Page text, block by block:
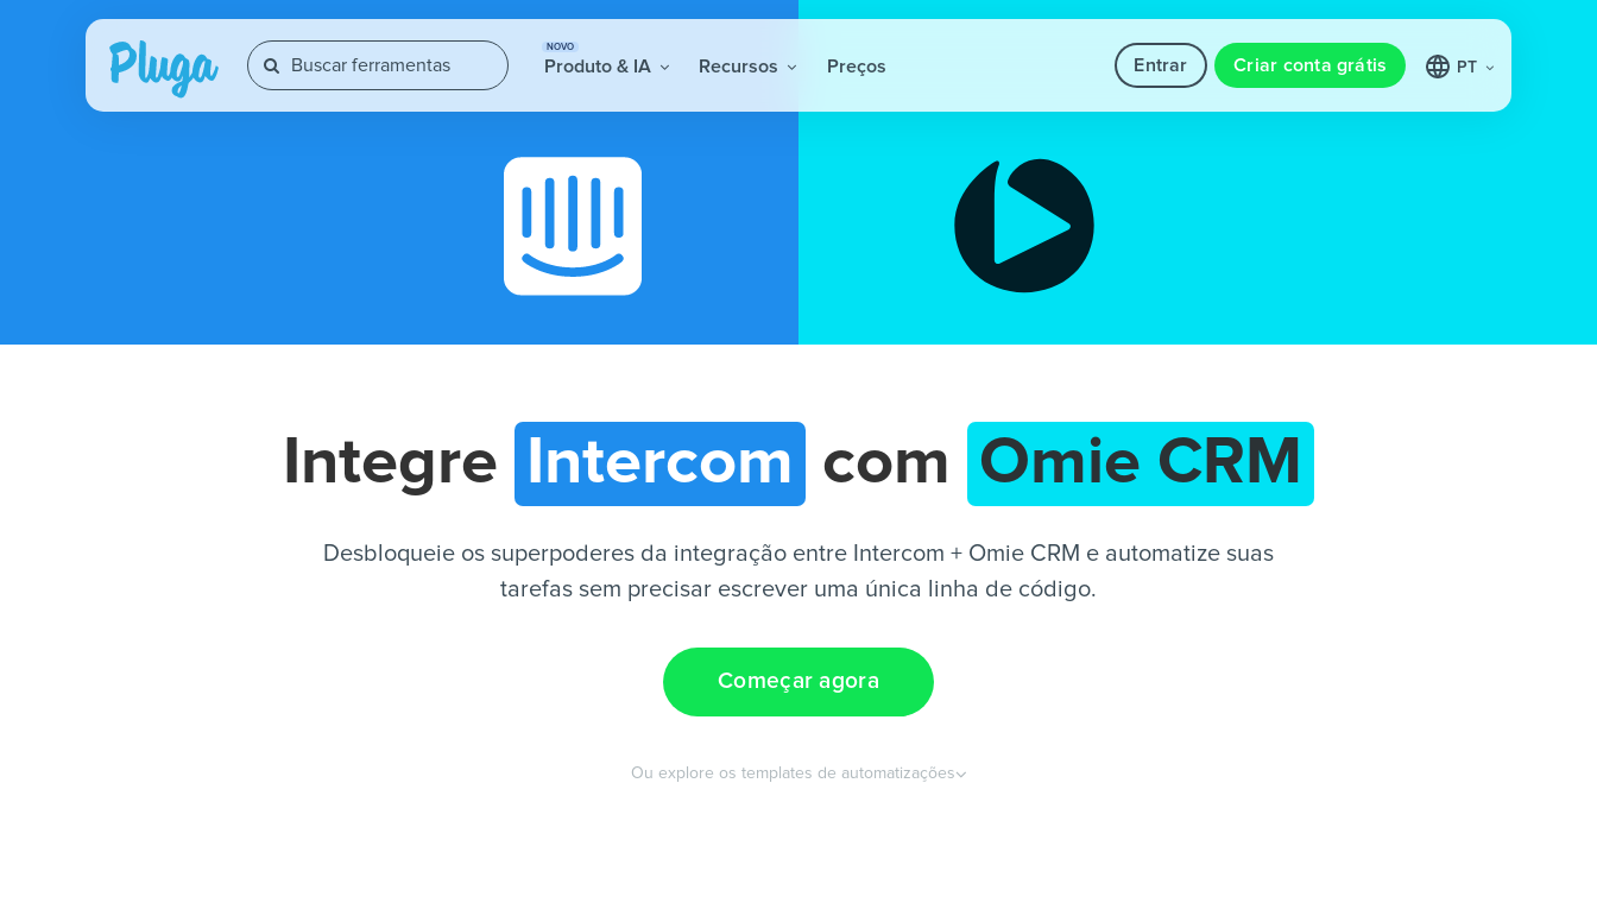
NOVO
Produto & IA Recursos Preços Entrar Criar conta grátis PT
Integre Intercom com Omie CRM
Desbloqueie os superpoderes da integração entre Intercom + Omie CRM e automatize suas
tarefas sem precisar escrever uma única linha de código.
Começar agora
Ou explore os templates de automatizações